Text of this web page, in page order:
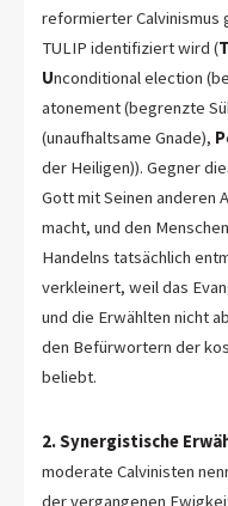
reformierter Calvinismus genannt, der durch die Abkürzung
TULIP identifiziert wird (T
Unconditional election
atonement (begrenzte
(unaufhaltsame Gnade), P
der Heiligen)). Gegner
Gott mit Seinen anderen
macht, und den
Handelns tatsächlich
verkleinert, weil das
und die Erwählten nicht
den Befürwortern der
beliebt.
2. Synergistische
moderate Calvinisten
der vergangenen Ewigkeit oder bevor jemand glaubt an,